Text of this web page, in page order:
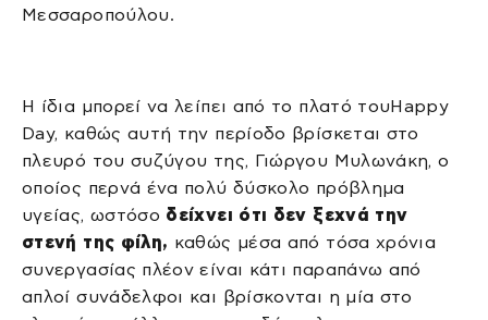
Μεσσαροπούλου.
Η ίδια μπορεί να λείπει από το πλατό τουHappy
Day, καθώς αυτή την περίοδο βρίσκεται στο
πλευρό του συζύγου της, Γιώργου Μυλωνάκη, ο
οποίος περνά ένα πολύ δύσκολο πρόβλημα
υγείας, ωστόσο δείχνει ότι δεν ξεχνά την
στενή της φίλη, καθώς μέσα από τόσα χρόνια
συνεργασίας πλέον είναι κάτι παραπάνω από
απλοί συνάδελφοι και βρίσκονται η μία στο